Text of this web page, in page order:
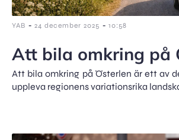
YAB - 24 december 2025 - 10:58
Att bila omkring på
Att bila omkring på Österlen är ett av
uppleva regionens variationsrika